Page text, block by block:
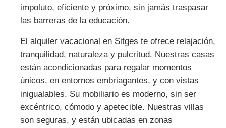
impoluto, eficiente y próximo, sin jamás traspasar
las barreras de la educación.
El alquiler vacacional en Sitges te ofrece relajación,
tranquilidad, naturaleza y pulcritud. Nuestras casas
están acondicionadas para regalar momentos
únicos, en entornos embriagantes, y con vistas
inigualables. Su mobiliario es moderno, sin ser
excéntrico, cómodo y apetecible. Nuestras villas
son seguras, y están ubicadas en zonas